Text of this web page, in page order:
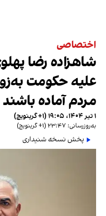
اختصاصی
شاهزاده رضا
علیه حکومت
مردم آماده باشند
۱ تیر ۱۴۰۴، ۱۹:۰۵ (‎+۱ گرینویچ)
به‌روزرسانی: ۲۳:۴۷ (‎+۱ گرینویچ)
پخش نسخه شنیداری